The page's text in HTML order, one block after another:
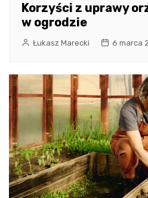
Korzyści z uprawy
w ogrodzie
Łukasz Marecki 6 marca